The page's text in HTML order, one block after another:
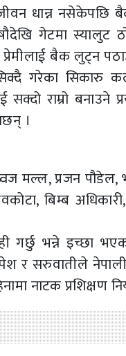
धान्न नसेकेपछि
गेटमा स्यालुट
बैक लुट्न
गरेका सिकारु
सक्दो राम्रो
।
मल्ल, प्रजन
बिम्ब
गर्छु भन्ने
र सरुवातीले
नाटक